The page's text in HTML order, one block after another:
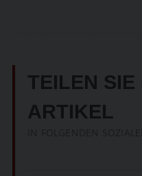
TEILEN SIE
ARTIKEL